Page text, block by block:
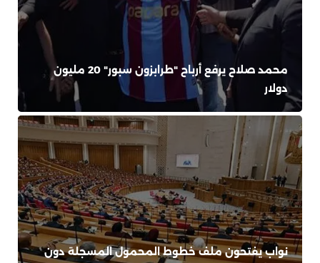
محمد صلاح يرفع أرباح "طرابزون سبور" 20 مليون
دولار
نواب يفتحون ملف خطوط المحمول المسجلة دون